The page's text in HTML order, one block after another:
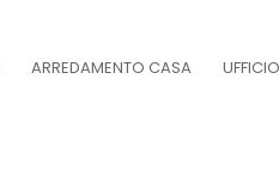
ARREDAMENTO CASA